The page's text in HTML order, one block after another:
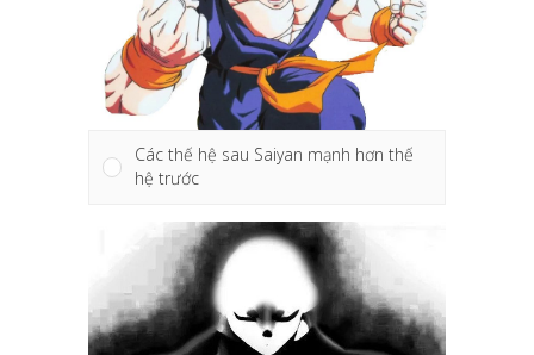
Các thế hệ sau Saiyan mạnh hơn thế
hệ trước